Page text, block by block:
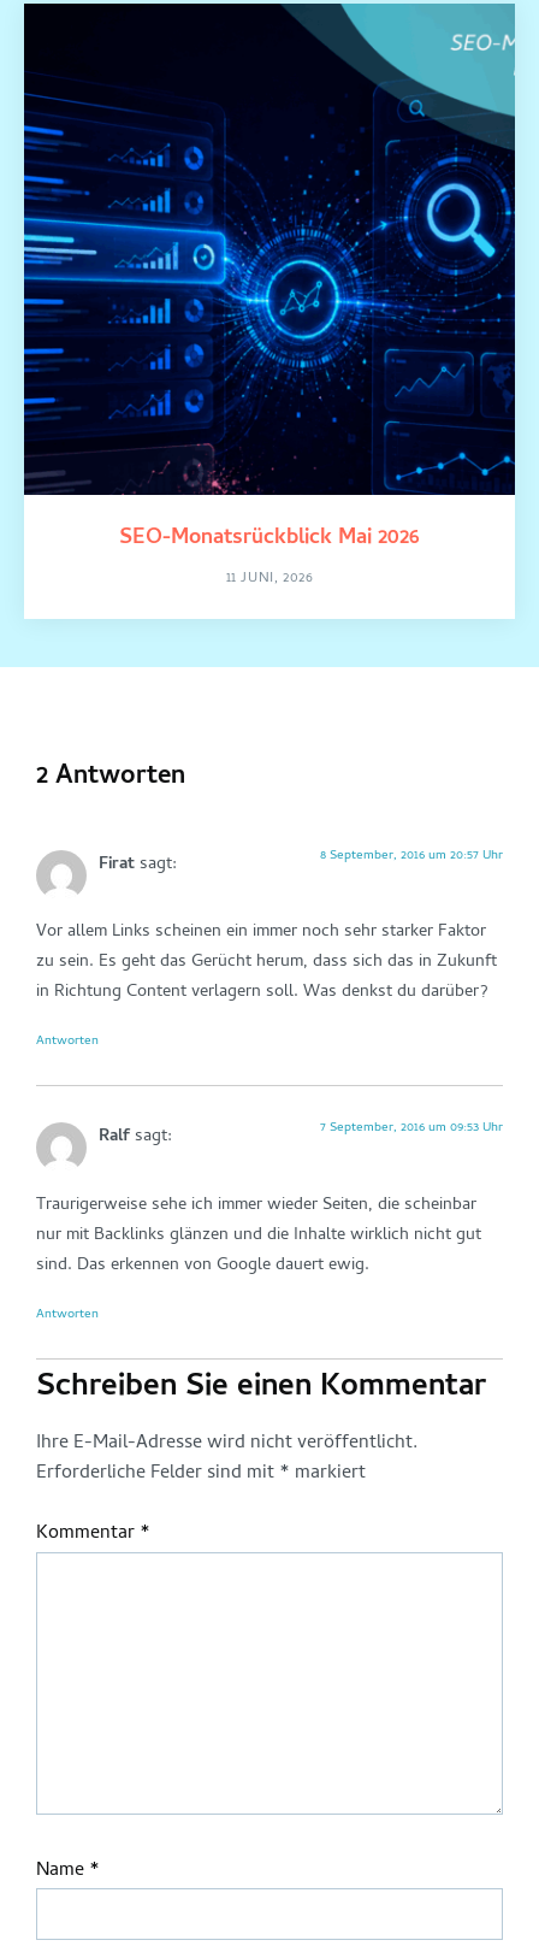
SEO-Monatsrückblick Mai 2026
11 JUNI, 2026
2 Antworten
Firatsagt: 8 September, 2016 um 20:57 Uhr
Vor allem Links scheinen ein immer noch sehr starker Faktor
zu sein. Es geht das Gerücht herum, dass sich das in Zukunft
in Richtung Content verlagern soll. Was denkst du darüber?
Antworten
Ralfsagt: 7 September, 2016 um 09:53 Uhr
Traurigerweise sehe ich immer wieder Seiten, die scheinbar
nur mit Backlinks glänzen und die Inhalte wirklich nicht gut
sind. Das erkennen von Google dauert ewig.
Antworten
Schreiben Sie einen Kommentar
Ihre E-Mail-Adresse wird nicht veröffentlicht.
Erforderliche Felder sind mit* markiert
Kommentar*
Name*